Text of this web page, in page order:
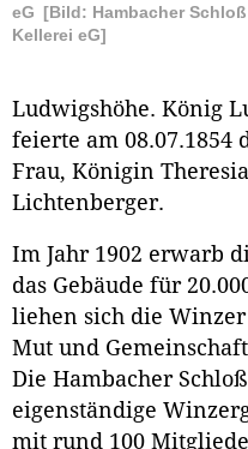
eG [Bild: Hambacher Schloß
Kellerei eG]
Ludwigshöhe. König
feierte am 08.07.1854
Frau, Königin
Lichtenberger.
Im Jahr 1902 erwarb
das Gebäude für
liehen sich die
Mut und
Die Hambacher
eigenständige
mit rund 100